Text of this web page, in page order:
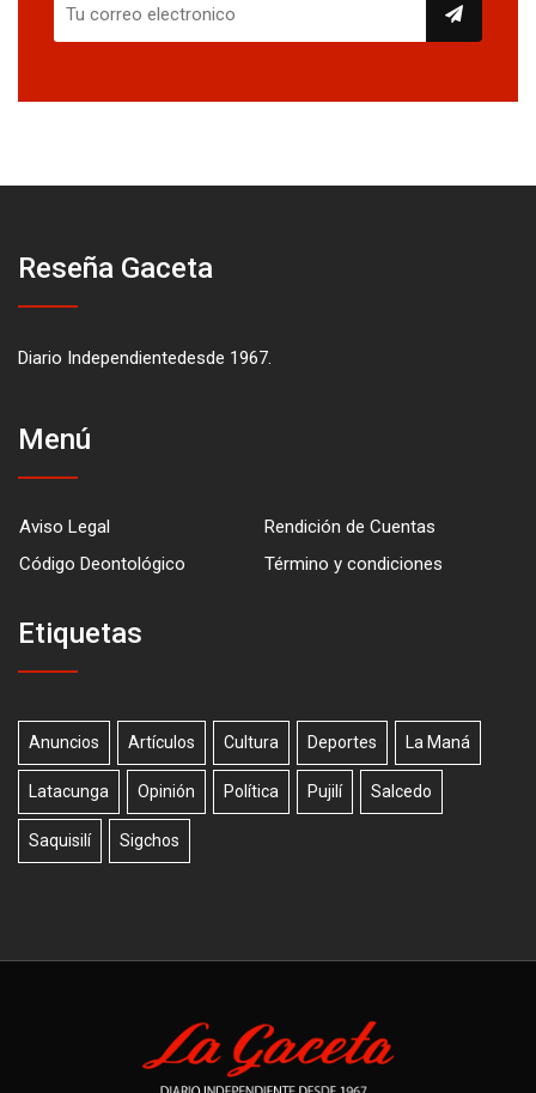
Reseña Gaceta
Diario Independientedesde 1967.
Menú
Aviso Legal
Rendición de Cuentas
Código Deontológico
Término y condiciones
Etiquetas
Anuncios Artículos Cultura Deportes La Maná
Latacunga Opinión Política Pujilí Salcedo
Saquisilí Sigchos